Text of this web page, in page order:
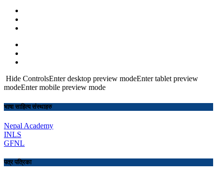
Hide ControlsEnter desktop preview modeEnter tablet preview
modeEnter mobile preview mode
भाषा साहित्य संस्थाहरु
Nepal Academy
INLS
GFNL
पत्र पत्रिका